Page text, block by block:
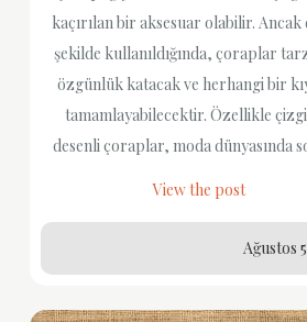
kaçırılan bir aksesuar olabilir.
şekilde kullanıldığında, çoraplar
özgünlük katacak ve herhangi bir
tamamlayabilecektir. Özellikle
desenli çoraplar, moda dünyasında
View the post
Ağustos